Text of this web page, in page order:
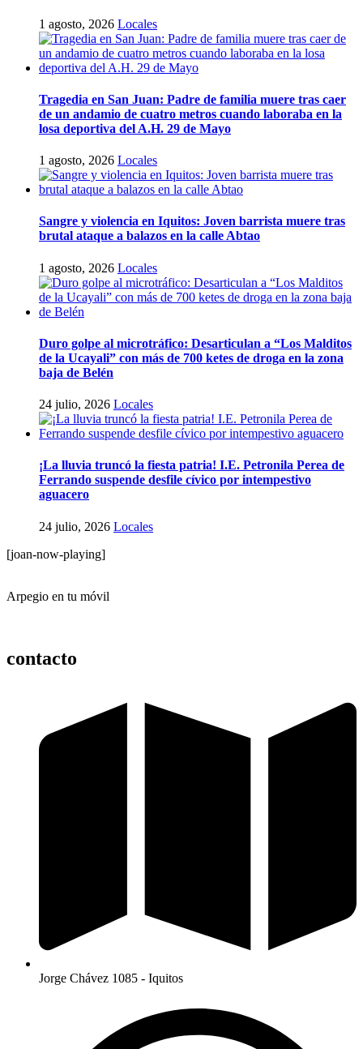
1 agosto, 2026 Locales
Tragedia en San Juan: Padre de familia muere tras caer
de un andamio de cuatro metros cuando laboraba en la
losa deportiva del A.H. 29 de Mayo
1 agosto, 2026 Locales
Sangre y violencia en Iquitos: Joven barrista muere tras
brutal ataque a balazos en la calle Abtao
1 agosto, 2026 Locales
Duro golpe al microtráfico: Desarticulan a “Los Malditos
de la Ucayali” con más de 700 ketes de droga en la zona
baja de Belén
24 julio, 2026 Locales
¡La lluvia truncó la fiesta patria! I.E. Petronila Perea de
Ferrando suspende desfile cívico por intempestivo
aguacero
24 julio, 2026 Locales
[joan-now-playing]
Arpegio en tu móvil
contacto
Jorge Chávez 1085 - Iquitos